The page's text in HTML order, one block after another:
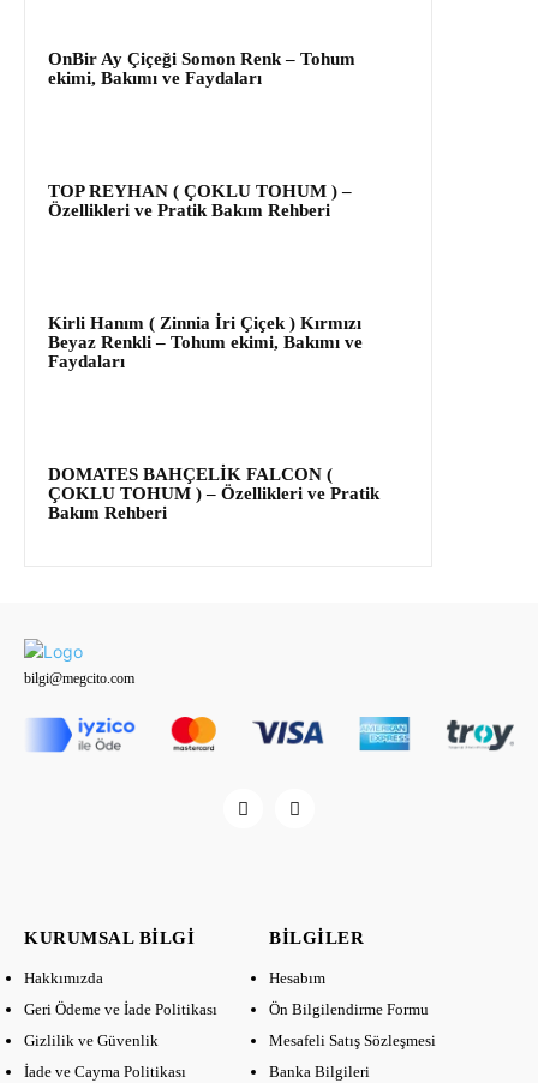
OnBir Ay Çiçeği Somon Renk – Tohum
ekimi, Bakımı ve Faydaları
TOP REYHAN ( ÇOKLU TOHUM ) –
Özellikleri ve Pratik Bakım Rehberi
Kirli Hanım ( Zinnia İri Çiçek ) Kırmızı
Beyaz Renkli – Tohum ekimi, Bakımı ve
Faydaları
DOMATES BAHÇELİK FALCON (
ÇOKLU TOHUM ) – Özellikleri ve Pratik
Bakım Rehberi
bilgi@megcito.com
KURUMSAL BILGI
Hakkımızda
Geri Ödeme ve İade Politikası
Gizlilik ve Güvenlik
İade ve Cayma Politikası
BILGILER
Hesabım
Ön Bilgilendirme Formu
Mesafeli Satış Sözleşmesi
Banka Bilgileri